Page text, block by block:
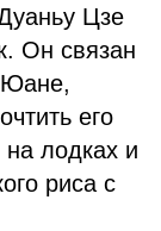
Цзе
Он связан
его
лодках и
риса с